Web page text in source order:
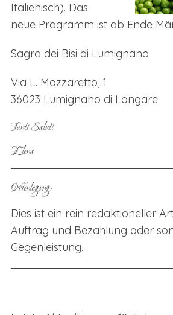
Italienisch). Das
neue Programm ist ab Ende
Sagra dei Bisi di Lumignano
Via L. Mazzaretto, 1
36023 Lumignano di Longare
Tanti Saluti
Elena
Offenlegung:
Dies ist ein rein redaktioneller
Auftrag und Bezahlung oder
Gegenleistung.